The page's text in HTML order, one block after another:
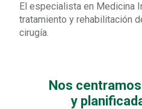
El especialista en Medicina
tratamiento y rehabilitación
cirugía.
Nos
y